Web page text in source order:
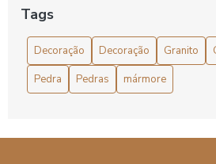
Bancada banheiro granito ou
escolha para o seu projeto?
Bancada Banheiro: Granito ou
Durabilidade
Tags
Decoração Decoração Granito
Pedra
Pedras mármore